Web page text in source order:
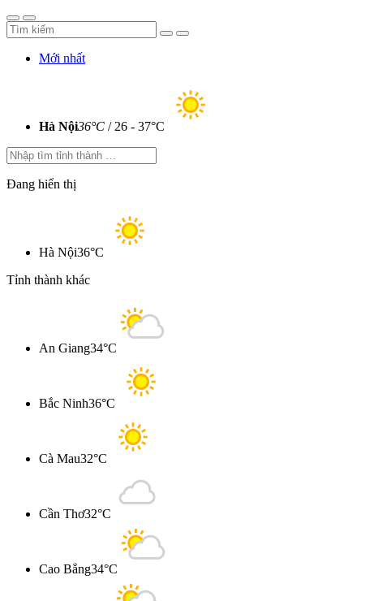
Mới nhất
Hà Nội36°C / 26 - 37°C
Đang hiển thị
Hà Nội36°C
Tỉnh thành khác
An Giang34°C
Bắc Ninh36°C
Cà Mau32°C
Cần Thơ32°C
Cao Bẳng34°C